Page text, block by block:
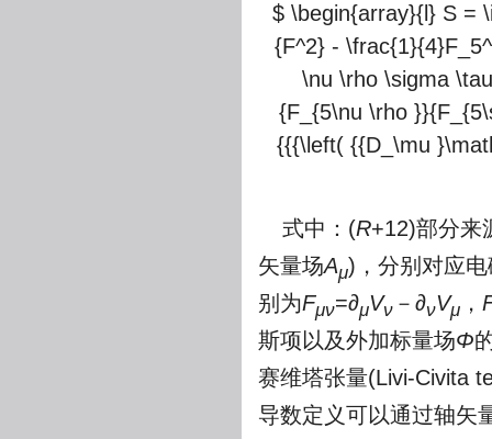
$ \begin{array}{l} S =
{F^2} -
\nu \rho \sigma
{F_{5\nu \rho
{{{\left( {{D_\mu
式中：(R+12)部分来
矢量场Aμ)，分别对应
别为Fμν=∂μVν － ∂νVμ ，
斯项以及外加标量场Φ
赛维塔张量(Livi-Civita
导数定义可以通过轴矢